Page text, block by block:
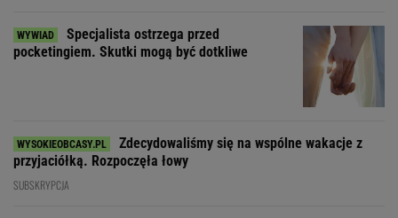
Specjalista ostrzega przed
pocketingiem. Skutki mogą być dotkliwe
Zdecydowaliśmy się na wspólne wakacje z
przyjaciółką. Rozpoczęła łowy
SUBSKRYPCJA